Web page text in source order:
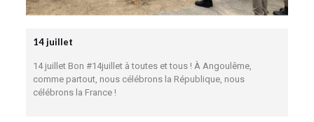
14 juillet
14 juillet Bon #14juillet à toutes et tous ! À Angoulême,
comme partout, nous célébrons la République, nous
célébrons la France !